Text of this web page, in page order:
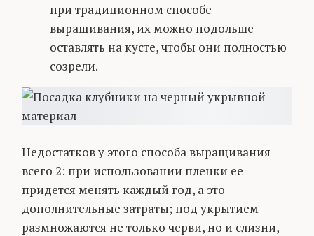
при традиционном способе
выращивания, их можно подольше
оставлять на кусте, чтобы они полностью
созрели.
Недостатков у этого способа выращивания
всего 2: при использовании пленки ее
придется менять каждый год, а это
дополнительные затраты; под укрытием
размножаются не только черви, но и слизни,